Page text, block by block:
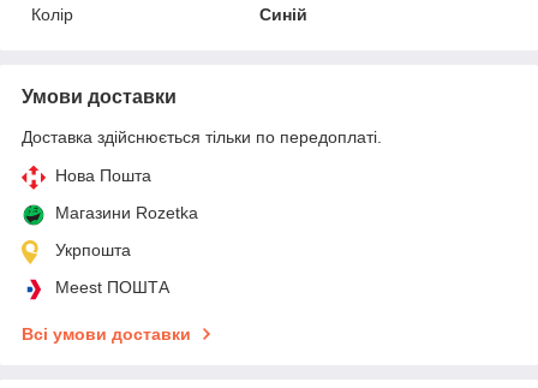
Колір
Синій
Умови доставки
Доставка здійснюється тільки по передоплаті.
Нова Пошта
Магазини Rozetka
Укрпошта
Meest ПОШТА
Всі умови доставки